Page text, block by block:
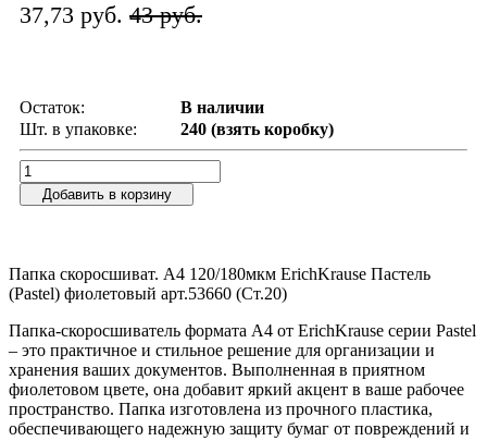
37,73 руб. 43 руб.
Остаток:
В наличии
Шт. в упаковке:
240 (взять коробку)
Добавить в корзину
Папка скоросшиват. А4 120/180мкм ErichKrause Пастель
(Pastel) фиолетовый арт.53660 (Ст.20)
Папка-скоросшиватель формата А4 от ErichKrause серии Pastel
– это практичное и стильное решение для организации и
хранения ваших документов. Выполненная в приятном
фиолетовом цвете, она добавит яркий акцент в ваше рабочее
пространство. Папка изготовлена из прочного пластика,
обеспечивающего надежную защиту бумаг от повреждений и